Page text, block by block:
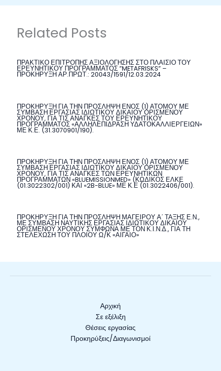
Related Posts
ΠΡΑΚΤΙΚΟ ΕΠΙΤΡΟΠΗΣ ΑΞΙΟΛΟΓΗΣΗΣ ΣΤΟ ΠΛΑΙΣΙΟ ΤΟΥ
ΕΡΕΥΝΗΤΙΚΟΥ ΠΡΟΓΡΑΜΜΑΤΟΣ ”METAFRISKS” –
ΠΡΟΚΗΡΥΞΗ ΑΡ.ΠΡΩΤ.: 20043/1591/12.03.2024
ΠΡΟΚΗΡΥΞΗ ΓΙΑ ΤΗΝ ΠΡΟΣΛΗΨΗ ΕΝΟΣ (1) ΑΤΟΜΟΥ ΜΕ
ΣΥΜΒΑΣΗ ΕΡΓΑΣΙΑΣ ΙΔΙΩΤΙΚΟΥ ΔΙΚΑΙΟΥ ΟΡΙΣΜΕΝΟΥ
ΧΡΟΝΟΥ, ΓΙΑ ΤΙΣ ΑΝΑΓΚΕΣ ΤΟΥ ΕΡΕΥΝΗΤΙΚΟΥ
ΠΡΟΓΡΑΜΜΑΤΟΣ «ΑΛΛΗΛΕΠΙΔΡΑΣΗ ΥΔΑΤΟΚΑΛΛΙΕΡΓΕΙΩΝ»
ΜΕ Κ.Ε. (31.3070901/190).
ΠΡΟΚΗΡΥΞΗ ΓΙΑ ΤΗΝ ΠΡΟΣΛΗΨΗ ΕΝΟΣ (1) ΑΤΟΜΟΥ ΜΕ
ΣΥΜΒΑΣΗ ΕΡΓΑΣΙΑΣ ΙΔΙΩΤΙΚΟΥ ΔΙΚΑΙΟΥ ΟΡΙΣΜΕΝΟΥ
ΧΡΟΝΟΥ, ΓΙΑ ΤΙΣ ΑΝΑΓΚΕΣ ΤΩΝ ΕΡΕΥΝΗΤΙΚΩΝ
ΠΡΟΓΡΑΜΜΑΤΩΝ «BLUEMISSIONMED» (ΚΩΔΙΚΟΣ ΕΛΚΕ
(01.3022302/001) ΚΑΙ «2B-BLUE» ΜΕ Κ.Ε (01.3022406/001).
ΠΡΟΚΗΡΥΞΗ ΓΙΑ ΤΗΝ ΠΡΟΣΛΗΨΗ ΜΑΓΕΙΡΟΥ Α΄ ΤΑΞΗΣ Ε.Ν.,
ΜΕ ΣΥΜΒΑΣΗ ΝΑΥΤΙΚΗΣ ΕΡΓΑΣΙΑΣ ΙΔΙΩΤΙΚΟΥ ΔΙΚΑΙΟΥ
ΟΡΙΣΜΕΝΟΥ ΧΡΟΝΟΥ ΣΥΜΦΩΝΑ ΜΕ ΤΟΝ Κ.Ι.Ν.Δ., ΓΙΑ ΤΗ
ΣΤΕΛΕΧΩΣΗ ΤΟΥ ΠΛΟΙΟΥ Ω/Κ «ΑΙΓΑΙΟ»
Αρχική
Σε εξέλιξη
Θέσεις εργασίας
Προκηρύξεις/Διαγωνισμοί